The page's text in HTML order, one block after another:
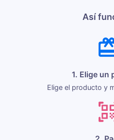
Así
1. Elige un
Elige el producto y